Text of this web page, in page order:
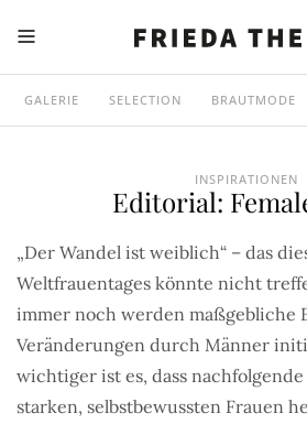
GALERIE SELECTION BRAUTMODE
INSPIRATIONEN
Editorial:
„Der Wandel ist weiblich“ – das
Weltfrauentages könnte nicht
immer noch werden maßgebliche
Veränderungen durch Männer
wichtiger ist es, dass
starken, selbstbewussten Frauen